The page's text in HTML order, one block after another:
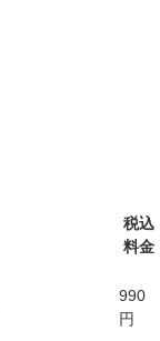
税込
料金
990
円